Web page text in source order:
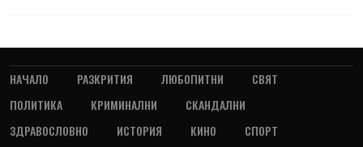
НАЧАЛО РАЗКРИТИЯ ЛЮБОПИТНИ
СВЯТ
ПОЛИТИКА
КРИМИНАЛНИ
СКАНДАЛНИ
ЗДРАВОСЛОВНО
ИСТОРИЯ КИНО
СПОРТ